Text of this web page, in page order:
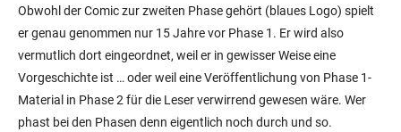
Obwohl der Comic zur zweiten Phase gehört (blaues Logo) spielt
er genau genommen nur 15 Jahre vor Phase 1. Er wird also
vermutlich dort eingeordnet, weil er in gewisser Weise eine
Vorgeschichte ist … oder weil eine Veröffentlichung von Phase 1-
Material in Phase 2 für die Leser verwirrend gewesen wäre. Wer
phast bei den Phasen denn eigentlich noch durch und so.